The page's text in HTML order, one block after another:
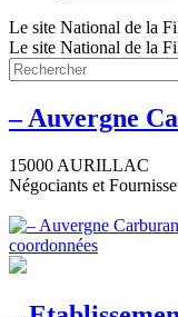
Le site National de la
Le site National de la
– Auvergne
15000 AURILLAC
Négociants et
coordonnées